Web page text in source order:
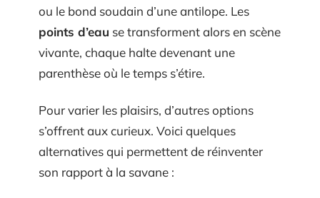
ou le bond soudain d’une antilope. Les
points d’eau se transforment alors en scène
vivante, chaque halte devenant une
parenthèse où le temps s’étire.
Pour varier les plaisirs, d’autres options
s’offrent aux curieux. Voici quelques
alternatives qui permettent de réinventer
son rapport à la savane :